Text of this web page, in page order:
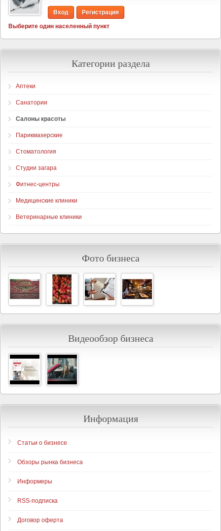
Вход
Регистрация
Выберите один населенный пункт
Категории раздела
Аптеки
Санатории
Салоны красоты
Парикмахерские
Стоматология
Студии загара
Фитнес-центры
Медицинские клиники
Ветеринарные клиники
Фото бизнеса
Видеообзор бизнеса
Информация
Статьи о бизнесе
Обзоры рынка бизнеса
Информеры
RSS-подписка
Договор оферта